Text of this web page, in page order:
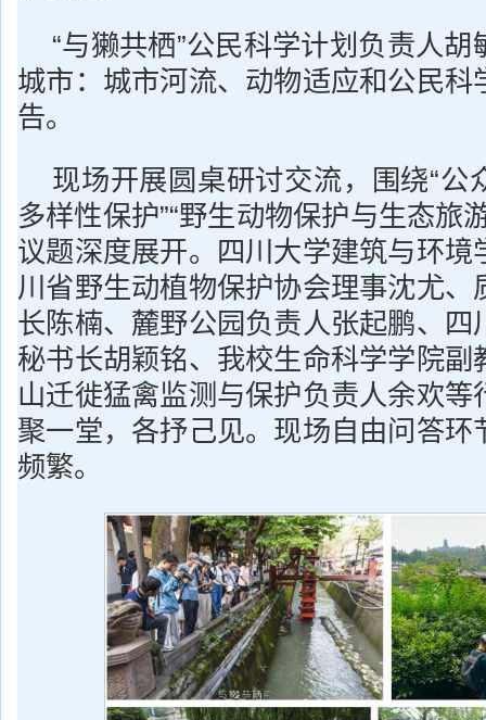
“与獭共栖”公民科学计划负责人
城市：城市河流、动物适应和公民科
告。
现场开展圆桌研讨交流，围绕“公
多样性保护”“野生动物保护与生态旅
议题深度展开。四川大学建筑与环境
川省野生动植物保护协会理事沈尤、
长陈楠、麓野公园负责人张起鹏、四
秘书长胡颖铭、我校生命科学学院副
山迁徙猛禽监测与保护负责人余欢等
聚一堂，各抒己见。现场自由问答环
频繁。